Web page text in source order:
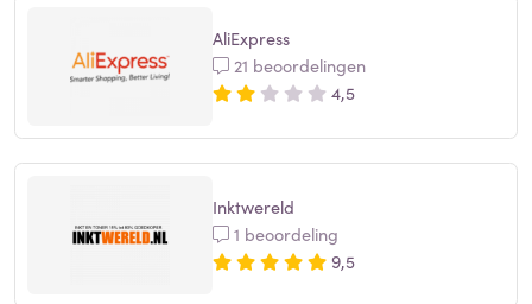
AliExpress
21 beoordelingen
4,5
Inktwereld
1 beoordeling
9,5